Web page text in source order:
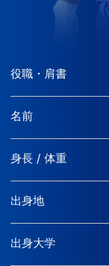
役職・肩書
名前
身長 / 体重
出身地
出身大学